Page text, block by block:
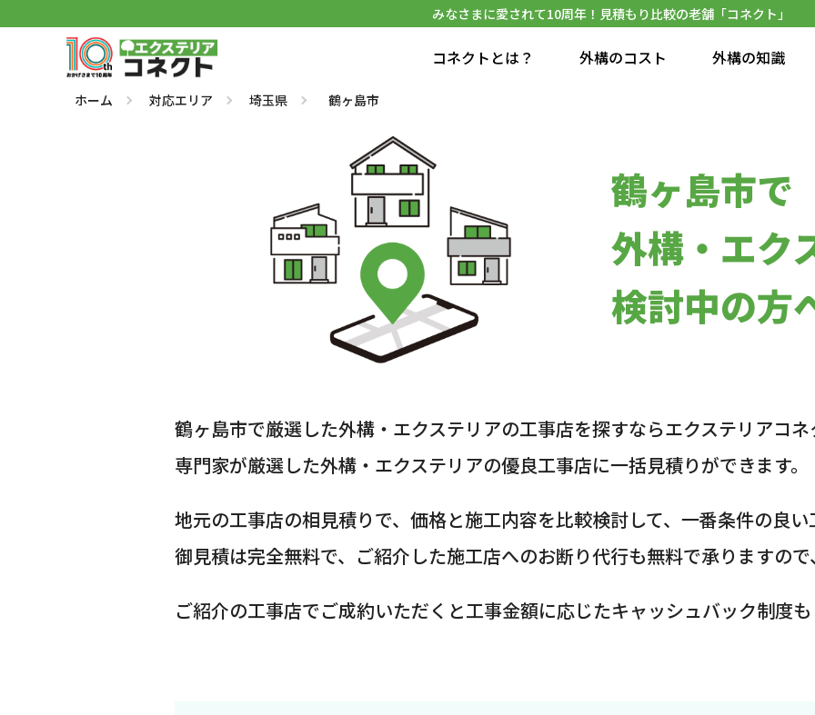
みなさまに愛されて10周年！見積もり比較の老舗「コネクト」
コネクトとは？ 外構のコスト 外構の知識
ホーム 対応エリア 埼玉県 鶴ヶ島市
鶴ヶ島市で
外構・エク
検討中の方
鶴ヶ島市で厳選した外構・エクステリアの工事店を探すならエクステリアコ
専門家が厳選した外構・エクステリアの優良工事店に一括見積りができます。
地元の工事店の相見積りで、価格と施工内容を比較検討して、一番条件の良
御見積は完全無料で、ご紹介した施工店へのお断り代行も無料で承りますの
ご紹介の工事店でご成約いただくと工事金額に応じたキャッシュバック制度